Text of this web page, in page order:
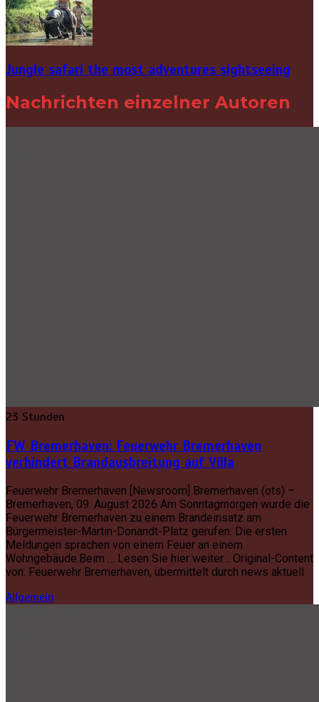
Jungle safari the most adventures sightseeing
Nachrichten einzelner Autoren
23 Stunden
FW Bremerhaven: Feuerwehr Bremerhaven
verhindert Brandausbreitung auf Villa
Feuerwehr Bremerhaven [Newsroom] Bremerhaven (ots) –
Bremerhaven, 09. August 2026 Am Sonntagmorgen wurde die
Feuerwehr Bremerhaven zu einem Brandeinsatz am
Bürgermeister-Martin-Donandt-Platz gerufen. Die ersten
Meldungen sprachen von einem Feuer an einem
Wohngebäude.Beim … Lesen Sie hier weiter… Original-Content
von: Feuerwehr Bremerhaven, übermittelt durch news aktuell
Allgemein